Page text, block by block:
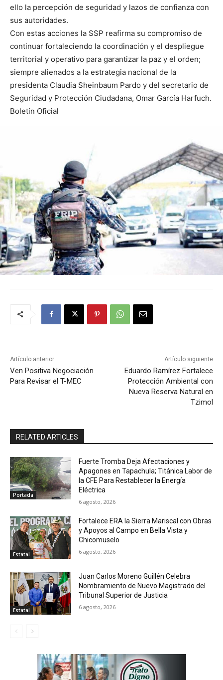
ello la percepción de seguridad y lazos de confianza con
sus autoridades.
Con estas acciones la SSP reafirma su compromiso de
continuar fortaleciendo la coordinación y el despliegue
territorial y operativo para garantizar la paz y el orden;
siempre alienados a la estrategia nacional de la
presidenta Claudia Sheinbaum Pardo y del secretario de
Seguridad y Protección Ciudadana, Omar García Harfuch.
Boletín Oficial
Artículo anterior
Ven Positiva Negociación
Para Revisar el T-MEC
Artículo siguiente
Eduardo Ramírez Fortalece
Protección Ambiental con
Nueva Reserva Natural en
Tzimol
RELATED ARTICLES
Portada
Fuerte Tromba Deja Afectaciones y
Apagones en Tapachula; Titánica Labor de
la CFE Para Restablecer la Energía
Eléctrica
6 agosto, 2026
Estatal
Fortalece ERA la Sierra Mariscal con Obras
y Apoyos al Campo en Bella Vista y
Chicomuselo
6 agosto, 2026
Estatal
Juan Carlos Moreno Guillén Celebra
Nombramiento de Nuevo Magistrado del
Tribunal Superior de Justicia
6 agosto, 2026